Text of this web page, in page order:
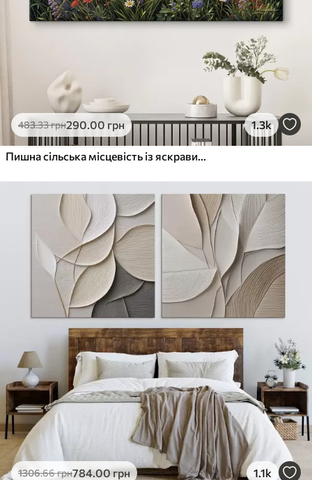
483.33грн290.00 грн 1.3k
Пишна сільська місцевість із яскравим лугом диких квітів, наповненим різнокольоровими квітами під хмарним небом
1306.66грн784.00грн 1.1k